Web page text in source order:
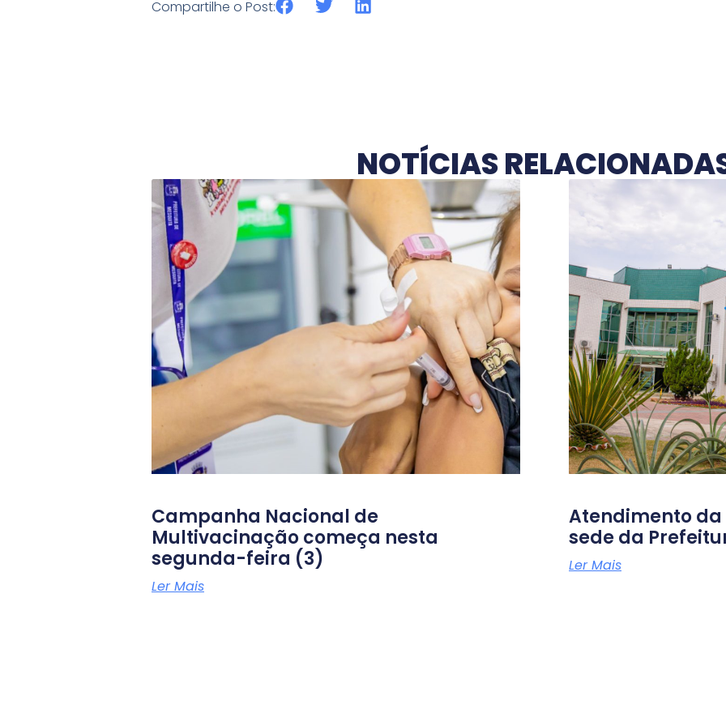
Compartilhe o Post:
NOTÍCIAS
Campanha Nacional de
Multivacinação começa nesta
segunda-feira (3)
Ler Mais
Atendimento
sede da
Ler Mais